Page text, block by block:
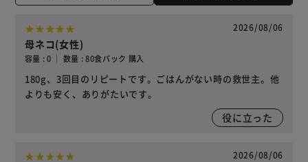
2026/08/06
母ネコ(女性)
容量 : 0 ｜ 数量 : 80食パック 購入
180g、3回目のリピートです。ごはんがない時の救世主。他
よりも安く、ありがたいです。
役に立った
2026/08/06